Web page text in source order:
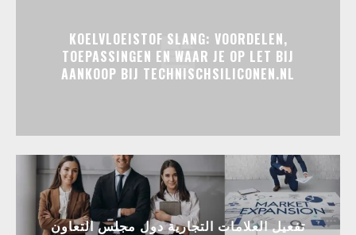
KOELVLOEISTOF SLANG: VOORDELEN,
TOEPASSINGEN EN WAAR JE OP LET BIJ
AANKOOP BIJ TECHNISCHSILICONEN.NL
تفعيل العلامات التجارية دول مجلس التعاون